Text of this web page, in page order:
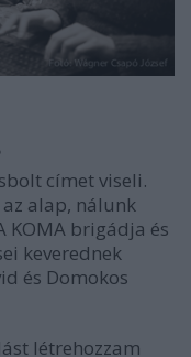
címet viseli.
alap, nálunk
KOMA brigádja és
keverednek
és Domokos
létrehozzam